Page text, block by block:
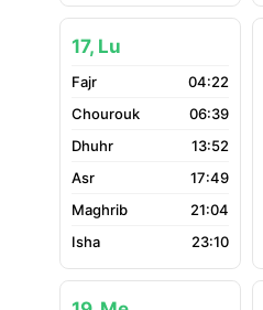
17, Lu
04:22
06:39
13:52
17:49
21:04
23:10